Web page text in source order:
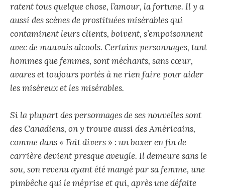
ratent tous quelque chose, l’amour, la fortune. Il y a
aussi des scènes de prostituées misérables qui
contaminent leurs clients, boivent, s’empoisonnent
avec de mauvais alcools. Certains personnages, tant
hommes que femmes, sont méchants, sans cœur,
avares et toujours portés à ne rien faire pour aider
les miséreux et les misérables.
Si la plupart des personnages de ses nouvelles sont
des Canadiens, on y trouve aussi des Américains,
comme dans « Fait divers » : un boxer en fin de
carrière devient presque aveugle. Il demeure sans le
sou, son revenu ayant été mangé par sa femme, une
pimbêche qui le méprise et qui, après une défaite